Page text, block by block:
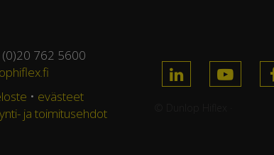
(0)20 762 5600
• evästeet
ja toimitusehdot